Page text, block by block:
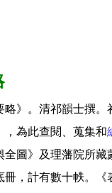
略》。清祁韻士撰。
，為此查閱、蒐集和
全圖》及理藩院所藏
冊，計有數十帙。《